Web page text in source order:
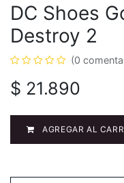
DC Shoes
Destroy 2
(0
$ 21.890
AGREGAR AL